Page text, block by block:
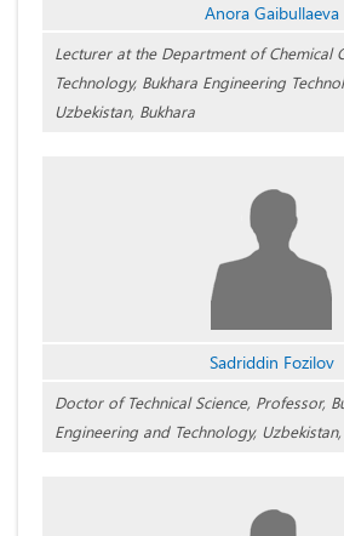
Anora Gaibullaeva
Lecturer at the Department of Chemical
Technology, Bukhara Engineering
Uzbekistan, Bukhara
Sadriddin Fozilov
Doctor of Technical Science, Professor,
Engineering and Technology,